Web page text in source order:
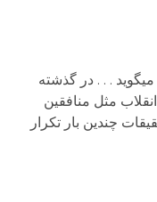
. . . در گذشته
مثل منافقین
چندین بار تکرار